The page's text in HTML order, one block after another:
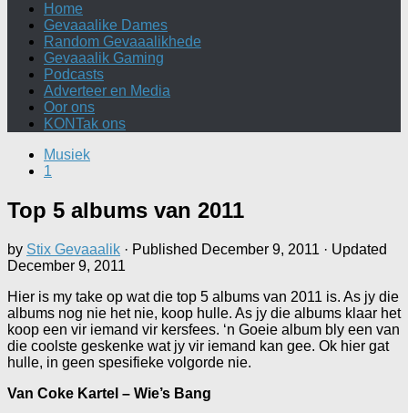
Home
Gevaaalike Dames
Random Gevaaalikhede
Gevaaalik Gaming
Podcasts
Adverteer en Media
Oor ons
KONTak ons
Musiek
1
Top 5 albums van 2011
by Stix Gevaaalik · Published December 9, 2011 · Updated
December 9, 2011
Hier is my take op wat die top 5 albums van 2011 is. As jy die
albums nog nie het nie, koop hulle. As jy die albums klaar het
koop een vir iemand vir kersfees. ‘n Goeie album bly een van
die coolste geskenke wat jy vir iemand kan gee. Ok hier gat
hulle, in geen spesifieke volgorde nie.
Van Coke Kartel – Wie’s Bang